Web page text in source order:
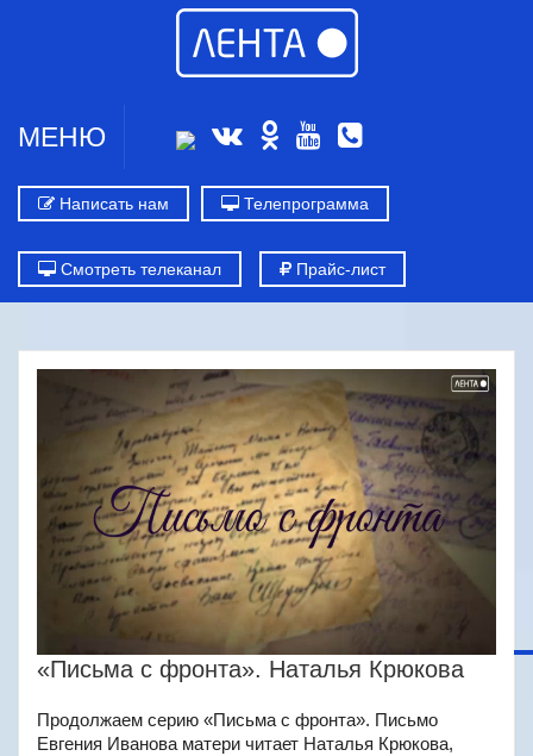
МЕНЮ
Написать нам Телепрограмма
Смотреть телеканал Прайс-лист
«Письма с фронта». Наталья Крюкова
Продолжаем серию «Письма с фронта». Письмо
Евгения Иванова матери читает Наталья Крюкова,